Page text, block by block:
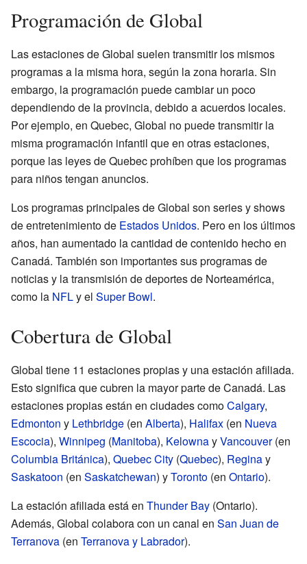
Programación de Global
Las estaciones de Global suelen transmitir los mismos
programas a la misma hora, según la zona horaria. Sin
embargo, la programación puede cambiar un poco
dependiendo de la provincia, debido a acuerdos locales.
Por ejemplo, en Quebec, Global no puede transmitir la
misma programación infantil que en otras estaciones,
porque las leyes de Quebec prohíben que los programas
para niños tengan anuncios.
Los programas principales de Global son series y shows
de entretenimiento de Estados Unidos. Pero en los últimos
años, han aumentado la cantidad de contenido hecho en
Canadá. También son importantes sus programas de
noticias y la transmisión de deportes de Norteamérica,
como la NFLy el Super Bowl.
Cobertura de Global
Global tiene 11 estaciones propias y una estación afiliada.
Esto significa que cubren la mayor parte de Canadá. Las
estaciones propias están en ciudades comoCalgary,
Edmonton y Lethbridge (en Alberta), Halifax (en Nueva
Escocia), Winnipeg (Manitoba), KelownayVancouver(en
Columbia Británica), Quebec City (Quebec), Reginay
Saskatoon (en Saskatchewan) yToronto (en Ontario).
La estación afiliada está en Thunder Bay (Ontario).
Además, Global colabora con un canal en San Juan de
Terranova (en Terranova y Labrador).